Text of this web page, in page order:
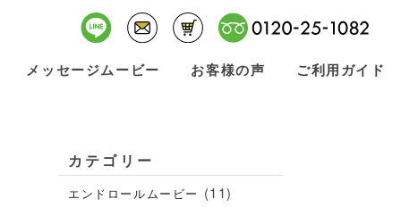
メッセージムービー お客様の声 ご利用ガイド
カテゴリー
エンドロールムービー (11)